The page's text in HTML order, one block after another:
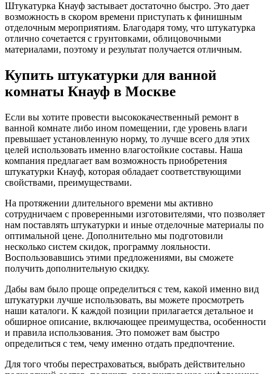
Штукатурка Кнауф застывает достаточно быстро. Это дает
возможность в скором времени приступать к финишным
отделочным мероприятиям. Благодаря тому, что штукатурка
отлично сочетается с грунтовками, облицовочными
материалами, поэтому и результат получается отличным.
Купить штукатурки для ванной
комнаты Кнауф в Москве
Если вы хотите провести высококачественный ремонт в
ванной комнате либо ином помещении, где уровень влаги
превышает установленную норму, то лучше всего для этих
целей использовать именно влагостойкие составы. Наша
компания предлагает вам возможность приобретения
штукатурки Кнауф, которая обладает соответствующими
свойствами, преимуществами.
На протяжении длительного времени мы активно
сотрудничаем с проверенными изготовителями, что позволяет
нам поставлять штукатурки и иные отделочные материалы по
оптимальной цене. Дополнительно мы подготовили
несколько систем скидок, программу лояльности.
Воспользовавшись этими предложениями, вы сможете
получить дополнительную скидку.
Дабы вам было проще определиться с тем, какой именно вид
штукатурки лучше использовать, вы можете просмотреть
наши каталоги. К каждой позиции прилагается детальное и
обширное описание, включающее преимущества, особенности
и правила использования. Это поможет вам быстро
определиться с тем, чему именно отдать предпочтение.
Для того чтобы перестраховаться, выбрать действительно